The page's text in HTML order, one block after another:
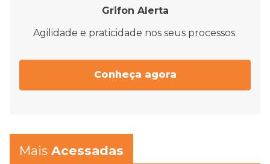
Grifon Alerta
Agilidade e praticidade nos seus processos.
Conheça agora
Mais Acessadas